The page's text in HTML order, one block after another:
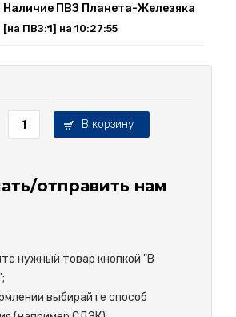
Наличие ПВЗ Планета-Железяка
[на ПВЗ:1] на 10:27:55
В корзину
отправить нам
нужный товар кнопкой "В
выбирайте способ